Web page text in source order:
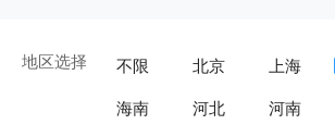
地区选择 不限 北京 上海
海南 河北 河南